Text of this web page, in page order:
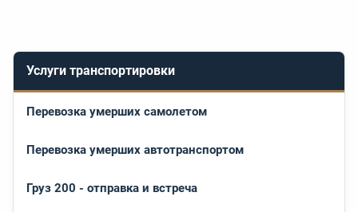
Услуги транспортировки
Перевозка умерших самолетом
Перевозка умерших автотранспортом
Груз 200 - отправка и встреча